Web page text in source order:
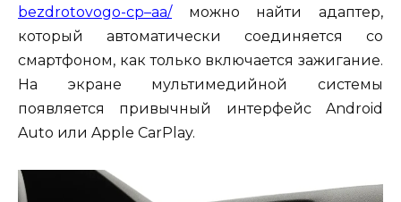
bezdrotovogo-cp–aa/можно найти адаптер,
который автоматически соединяется со
смартфоном, как только включается зажигание.
На экране мультимедийной системы
появляется привычный интерфейс Android
Auto или Apple CarPlay.